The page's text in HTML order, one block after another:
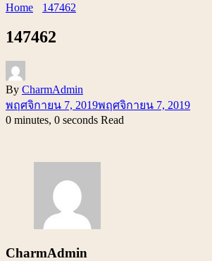
Home 147462
147462
By CharmAdmin
พฤศจิกายน 7, 2019พฤศจิกายน 7, 2019
0 minutes, 0 seconds Read
CharmAdmin